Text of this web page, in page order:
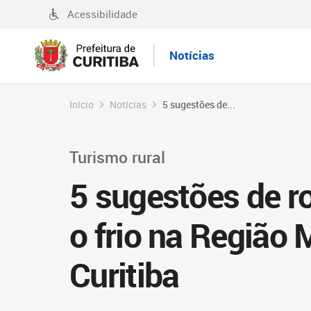
Acessibilidade
Notícias
Início Notícias 5 sugestões de...
Turismo rural
5 sugestões de
o frio na Região
Curitiba